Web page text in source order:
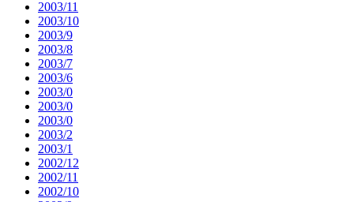
2003/11
2003/10
2003/9
2003/8
2003/7
2003/6
2003/0
2003/0
2003/0
2003/2
2003/1
2002/12
2002/11
2002/10